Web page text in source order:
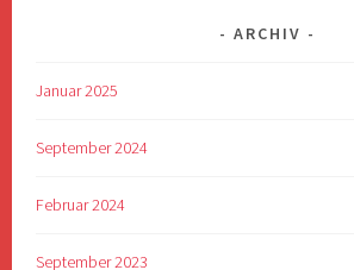
ARCHIV
Januar 2025
September 2024
Februar 2024
September 2023